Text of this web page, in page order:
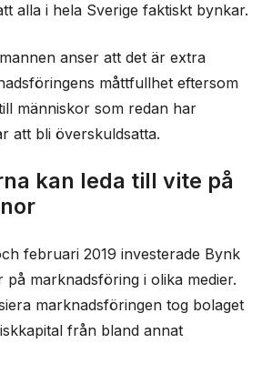
alla i hela Sverige faktiskt bynkar.
anser att det är extra
måttfullhet eftersom
människor som redan har
att bli överskuldsatta.
kan leda till vite på
februari 2019 investerade Bynk
marknadsföring i olika medier.
marknadsföringen tog bolaget
från bland annat